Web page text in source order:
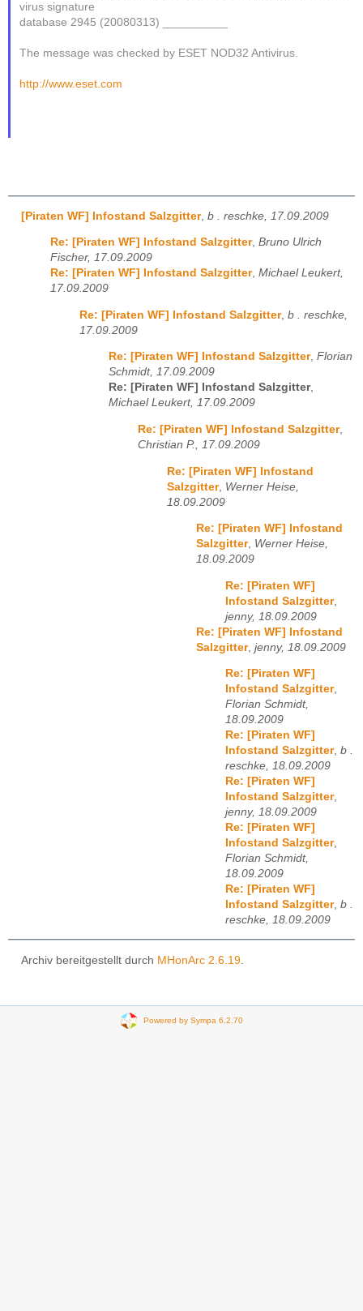
virus signature
database 2945 (20080313) __________
The message was checked by ESET NOD32 Antivirus.
http://www.eset.com
[Piraten WF] Infostand Salzgitter, b . reschke, 17.09.2009
Re: [Piraten WF] Infostand Salzgitter, Bruno Ulrich
Fischer, 17.09.2009
Re: [Piraten WF] Infostand Salzgitter, Michael Leukert,
17.09.2009
Re: [Piraten WF] Infostand Salzgitter, b . reschke,
17.09.2009
Re: [Piraten WF] Infostand Salzgitter, Florian
Schmidt, 17.09.2009
Re: [Piraten WF] Infostand Salzgitter,
Michael Leukert, 17.09.2009
Re: [Piraten WF] Infostand Salzgitter,
Christian P., 17.09.2009
Re: [Piraten WF] Infostand
Salzgitter, Werner Heise,
18.09.2009
Re: [Piraten WF] Infostand
Salzgitter, Werner Heise,
18.09.2009
Re: [Piraten WF]
Infostand Salzgitter,
jenny, 18.09.2009
Re: [Piraten WF] Infostand
Salzgitter, jenny, 18.09.2009
Re: [Piraten WF]
Infostand Salzgitter,
Florian Schmidt,
18.09.2009
Re: [Piraten WF]
Infostand Salzgitter, b .
reschke, 18.09.2009
Re: [Piraten WF]
Infostand Salzgitter,
jenny, 18.09.2009
Re: [Piraten WF]
Infostand Salzgitter,
Florian Schmidt,
18.09.2009
Re: [Piraten WF]
Infostand Salzgitter, b .
reschke, 18.09.2009
Archiv bereitgestellt durch MHonArc 2.6.19
Powered by Sympa 6.2.70